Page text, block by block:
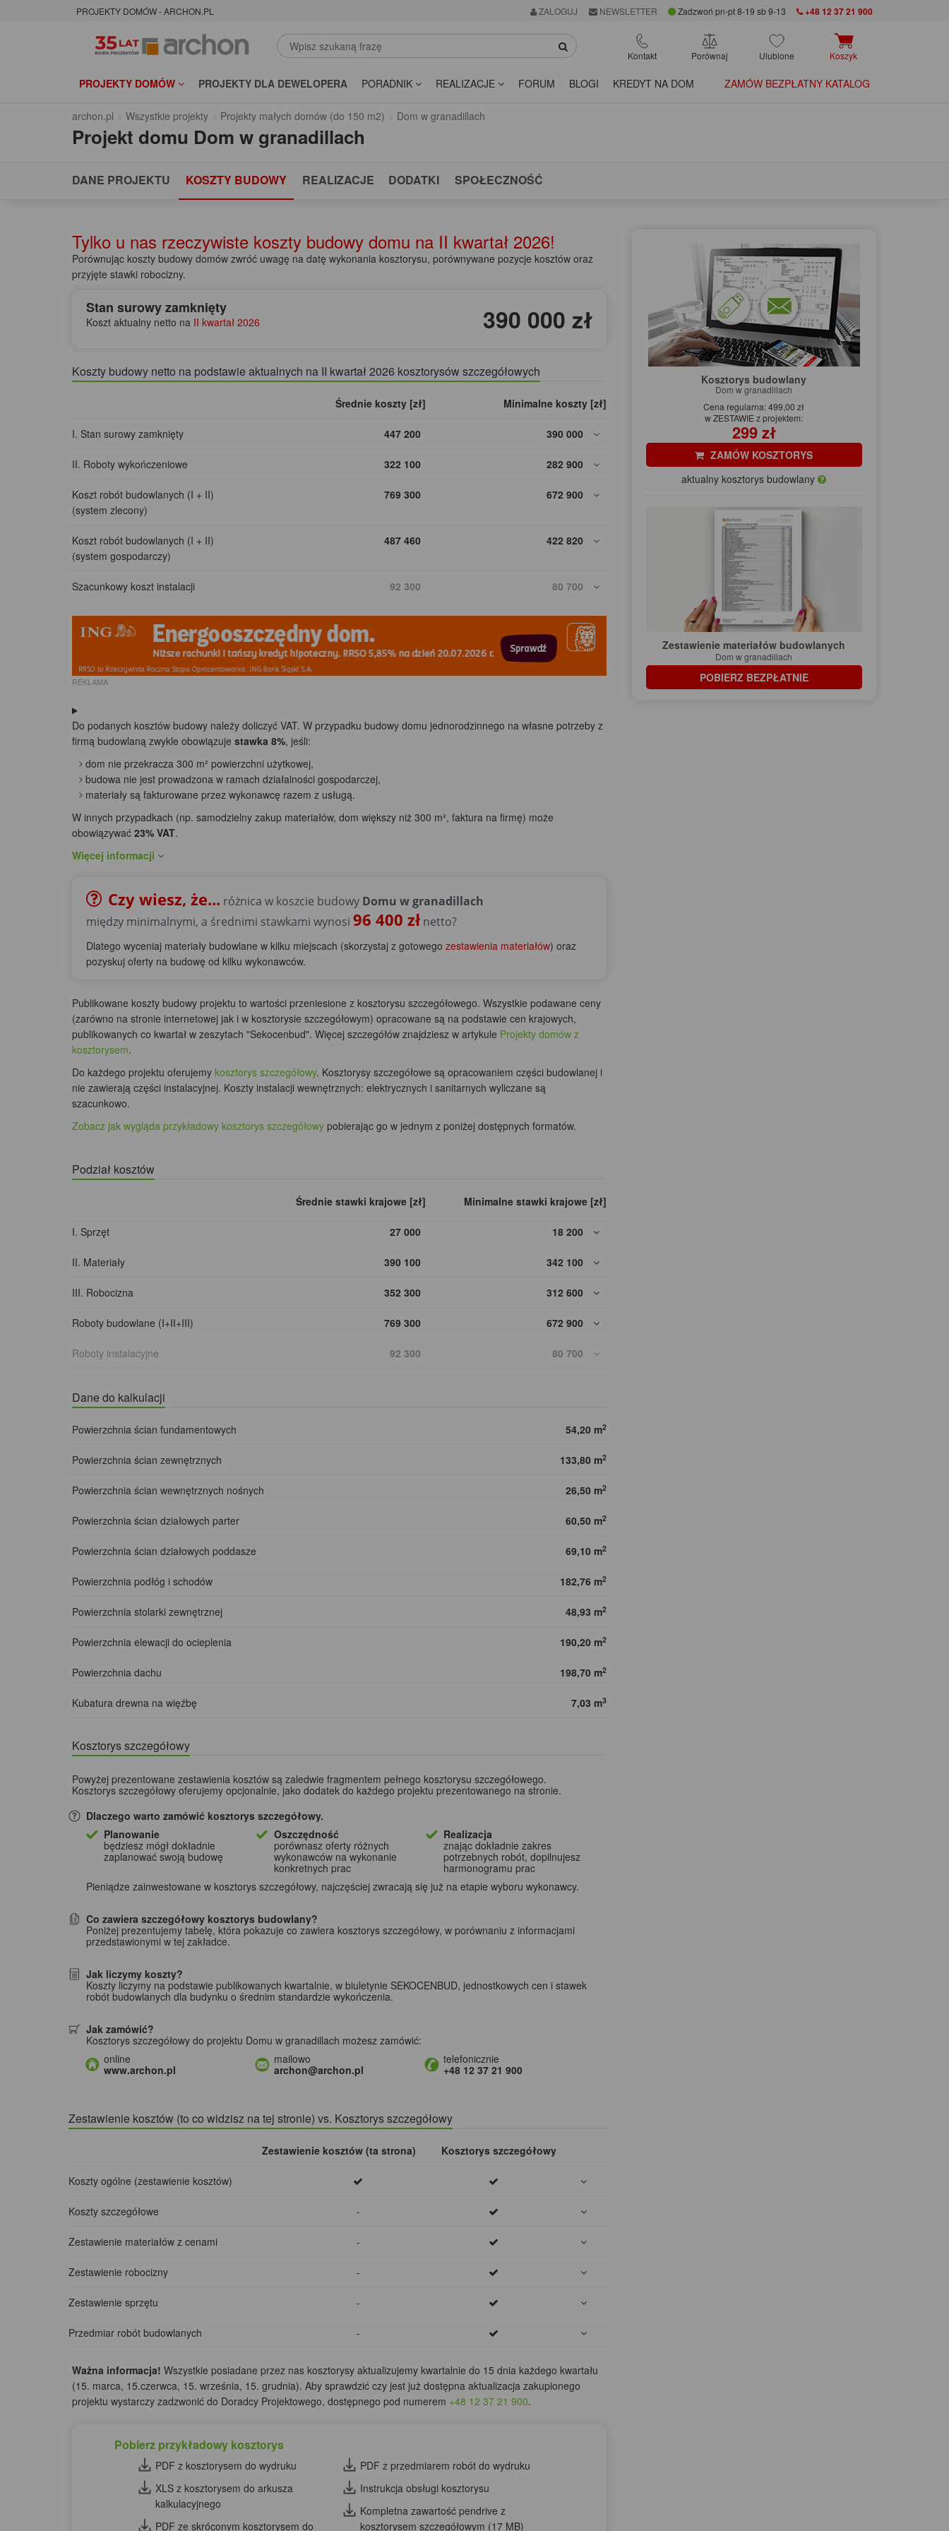
PROJEKTY DOMÓW - ARCHON.PL ZALOGUJ NEWSLETTER Zadzwoń pn-pt 8-19 sb 9-13 +48 12 37 21 900
Kontakt Porównaj Ulubione Koszyk
PROJEKTY DOMÓW PROJEKTY DLA DEWELOPERA PORADNIK REALIZACJE FORUM BLOGI KREDYT NA DOM ZAMÓW BEZPŁATNY KATALOG
archon.pl Wszystkie projekty Projekty małych domów (do 150 m2) Dom w granadillach
Projekt domu Dom w granadillach
DANE PROJEKTU KOSZTY BUDOWY REALIZACJE DODATKI SPOŁECZNOŚĆ
Tylko u nas rzeczywiste koszty budowy domu na II kwartał 2026!
Porównując koszty budowy domów zwróć uwagę na datę wykonania kosztorysu, porównywane pozycje kosztów oraz
przyjęte stawki robocizny.
Stan surowy zamknięty
Koszt aktualny netto na II kwartał 2026 390 000 zł
Koszty budowy netto na podstawie aktualnych na II kwartał 2026 kosztorysów szczegółowych
Średnie koszty [zł] Minimalne koszty [zł]
I. Stan surowy zamknięty 447 200 390 000
II. Roboty wykończeniowe 322 100 282 900
Koszt robót budowlanych (I + II)
(system zlecony)
769 300 672 900
Koszt robót budowlanych (I + II)
(system gospodarczy)
487 460 422 820
Szacunkowy koszt instalacji 92 300 80 700
REKLAMA
Do podanych kosztów budowy należy doliczyć VAT. W przypadku budowy domu jednorodzinnego na własne potrzeby z
firmą budowlaną zwykle obowiązuje stawka 8%, jeśli:
dom nie przekracza 300 m² powierzchni użytkowej,
budowa nie jest prowadzona w ramach działalności gospodarczej,
materiały są fakturowane przez wykonawcę razem z usługą.
W innych przypadkach (np. samodzielny zakup materiałów, dom większy niż 300 m², faktura na firmę) może
obowiązywać 23% VAT.
Więcej informacji
Czy wiesz, że... różnica w koszcie budowy Domu w granadillach
między minimalnymi, a średnimi stawkami wynosi 96 400 zł netto?
Dlatego wyceniaj materiały budowlane w kilku miejscach (skorzystaj z gotowego zestawienia materiałów) oraz
pozyskuj oferty na budowę od kilku wykonawców.
Publikowane koszty budowy projektu to wartości przeniesione z kosztorysu szczegółowego. Wszystkie podawane ceny
(zarówno na stronie internetowej jak i w kosztorysie szczegółowym) opracowane są na podstawie cen krajowych,
publikowanych co kwartał w zeszytach "Sekocenbud". Więcej szczegółów znajdziesz w artykule Projekty domów z
kosztorysem.
Do każdego projektu oferujemy kosztorys szczegółowy. Kosztorysy szczegółowe są opracowaniem części budowlanej i
nie zawierają części instalacyjnej. Koszty instalacji wewnętrznych: elektrycznych i sanitarnych wyliczane są
szacunkowo.
Zobacz jak wygląda przykładowy kosztorys szczegółowy pobierając go w jednym z poniżej dostępnych formatów.
Podział kosztów
Średnie stawki krajowe [zł] Minimalne stawki krajowe [zł]
I. Sprzęt 27 000 18 200
II. Materiały 390 100 342 100
III. Robocizna 352 300 312 600
Roboty budowlane (I+II+III) 769 300 672 900
Roboty instalacyjne 92 300 80 700
Dane do kalkulacji
Powierzchnia ścian fundamentowych 54,20 m2
Powierzchnia ścian zewnętrznych 133,80 m2
Powierzchnia ścian wewnętrznych nośnych 26,50 m2
Powierzchnia ścian działowych parter 60,50 m2
Powierzchnia ścian działowych poddasze 69,10 m2
Powierzchnia podłóg i schodów 182,76 m2
Powierzchnia stolarki zewnętrznej 48,93 m2
Powierzchnia elewacji do ocieplenia 190,20 m2
Powierzchnia dachu 198,70 m2
Kubatura drewna na więźbę 7,03 m3
Kosztorys szczegółowy
Powyżej prezentowane zestawienia kosztów są zaledwie fragmentem pełnego kosztorysu szczegółowego.
Kosztorys szczegółowy oferujemy opcjonalnie, jako dodatek do każdego projektu prezentowanego na stronie.
Dlaczego warto zamówić kosztorys szczegółowy.
Planowanie
będziesz mógł dokładnie
zaplanować swoją budowę
Oszczędność
porównasz oferty różnych
wykonawców na wykonanie
konkretnych prac
Realizacja
znając dokładnie zakres
potrzebnych robót, dopilnujesz
harmonogramu prac
Pieniądze zainwestowane w kosztorys szczegółowy, najczęściej zwracają się już na etapie wyboru wykonawcy.
Co zawiera szczegółowy kosztorys budowlany?
Poniżej prezentujemy tabelę, która pokazuje co zawiera kosztorys szczegółowy, w porównaniu z informacjami
przedstawionymi w tej zakładce.
Jak liczymy koszty?
Koszty liczymy na podstawie publikowanych kwartalnie, w biuletynie SEKOCENBUD, jednostkowych cen i stawek
robót budowlanych dla budynku o średnim standardzie wykończenia.
Jak zamówić?
Kosztorys szczegółowy do projektu Domu w granadillach możesz zamówić:
online
www.archon.pl
mailowo
archon@archon.pl
telefonicznie
+48 12 37 21 900
Zestawienie kosztów (to co widzisz na tej stronie) vs. Kosztorys szczegółowy
Zestawienie kosztów (ta strona) Kosztorys szczegółowy
Koszty ogólne (zestawienie kosztów)
Koszty szczegółowe -
Zestawienie materiałów z cenami -
Zestawienie robocizny -
Zestawienie sprzętu -
Przedmiar robót budowlanych -
Ważna informacja! Wszystkie posiadane przez nas kosztorysy aktualizujemy kwartalnie do 15 dnia każdego kwartału
(15. marca, 15.czerwca, 15. września, 15. grudnia). Aby sprawdzić czy jest już dostępna aktualizacja zakupionego
projektu wystarczy zadzwonić do Doradcy Projektowego, dostępnego pod numerem +48 12 37 21 900.
Pobierz przykładowy kosztorys
PDF z kosztorysem do wydruku
XLS z kosztorysem do arkusza
kalkulacyjnego
PDF ze skróconym kosztorysem do
PDF z przedmiarem robót do wydruku
Instrukcja obsługi kosztorysu
Kompletna zawartość pendrive z
kosztorysem szczegółowym (17 MB)
Kosztorys budowlany
Dom w granadillach
Cena regularna: 499,00 zł
w ZESTAWIE z projektem:
299 zł
ZAMÓW KOSZTORYS
aktualny kosztorys budowlany
Zestawienie materiałów budowlanych
Dom w granadillach
POBIERZ BEZPŁATNIE